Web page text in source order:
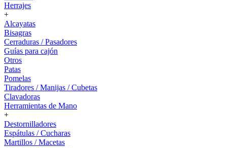
Herrajes
+
Alcayatas
Bisagras
Cerraduras / Pasadores
Guías para cajón
Otros
Patas
Pomelas
Tiradores / Manijas / Cubetas
Clavadoras
Herramientas de Mano
+
Destornilladores
Espátulas / Cucharas
Martillos / Macetas